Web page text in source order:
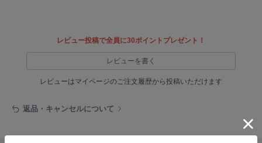
emmi atelier
エミ アトリエ
エミヨガ
ETRÉ TOKYO
レビュー投稿で全員に30ポイントプレゼント！
レビューを書く
レビューはマイページのご注文履歴から投稿いただけます
返品・キャンセルについて